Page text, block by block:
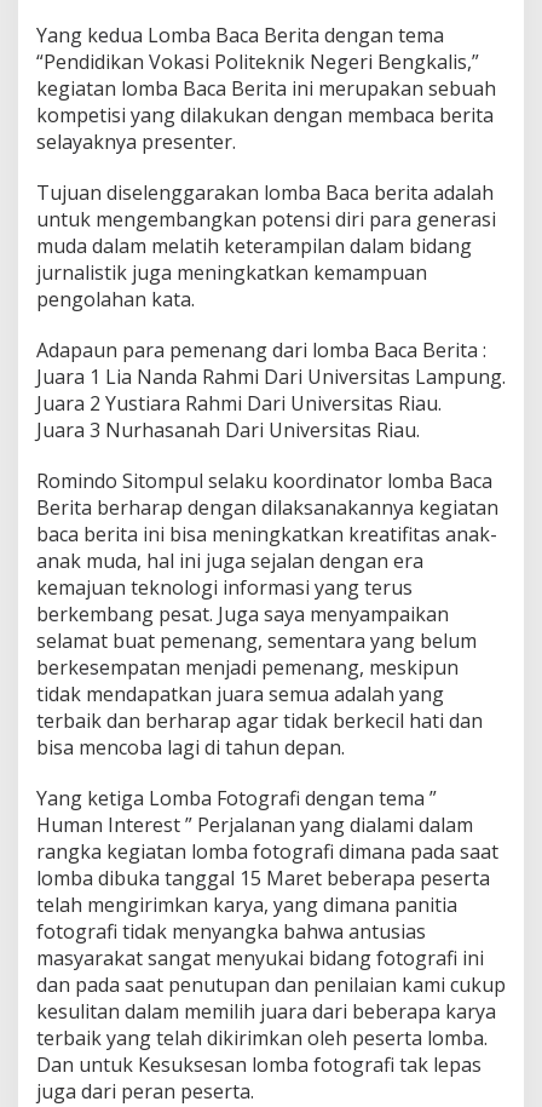
Yang kedua Lomba Baca Berita dengan tema
“Pendidikan Vokasi Politeknik Negeri Bengkalis,”
kegiatan lomba Baca Berita ini merupakan sebuah
kompetisi yang dilakukan dengan membaca berita
selayaknya presenter.
Tujuan diselenggarakan lomba Baca berita adalah
untuk mengembangkan potensi diri para generasi
muda dalam melatih keterampilan dalam bidang
jurnalistik juga meningkatkan kemampuan
pengolahan kata.
Adapaun para pemenang dari lomba Baca Berita :
Juara 1 Lia Nanda Rahmi Dari Universitas Lampung.
Juara 2 Yustiara Rahmi Dari Universitas Riau.
Juara 3 Nurhasanah Dari Universitas Riau.
Romindo Sitompul selaku koordinator lomba Baca
Berita berharap dengan dilaksanakannya kegiatan
baca berita ini bisa meningkatkan kreatifitas anak-
anak muda, hal ini juga sejalan dengan era
kemajuan teknologi informasi yang terus
berkembang pesat. Juga saya menyampaikan
selamat buat pemenang, sementara yang belum
berkesempatan menjadi pemenang, meskipun
tidak mendapatkan juara semua adalah yang
terbaik dan berharap agar tidak berkecil hati dan
bisa mencoba lagi di tahun depan.
Yang ketiga Lomba Fotografi dengan tema ”
Human Interest ” Perjalanan yang dialami dalam
rangka kegiatan lomba fotografi dimana pada saat
lomba dibuka tanggal 15 Maret beberapa peserta
telah mengirimkan karya, yang dimana panitia
fotografi tidak menyangka bahwa antusias
masyarakat sangat menyukai bidang fotografi ini
dan pada saat penutupan dan penilaian kami cukup
kesulitan dalam memilih juara dari beberapa karya
terbaik yang telah dikirimkan oleh peserta lomba.
Dan untuk Kesuksesan lomba fotografi tak lepas
juga dari peran peserta.